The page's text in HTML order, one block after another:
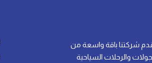
شركتنا باقة واسعة من
والرحلات السياحية